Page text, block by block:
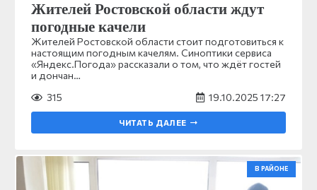
Жителей Ростовской области ждут
погодные качели
Жителей Ростовской области стоит подготовиться к
настоящим погодным качелям. Синоптики сервиса
«Яндекс.Погода» рассказали о том, что ждёт гостей
и дончан…
315
19.10.2025 17:27
ЧИТАТЬ ДАЛЕЕ
В РАЙОНЕ